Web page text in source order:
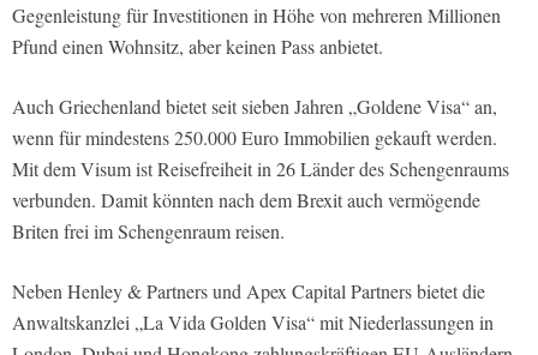
Gegenleistung für Investitionen in Höhe von mehreren Millionen
Pfund einen Wohnsitz, aber keinen Pass anbietet.
Auch Griechenland bietet seit sieben Jahren „Goldene Visa“ an,
wenn für mindestens 250.000 Euro Immobilien gekauft werden.
Mit dem Visum ist Reisefreiheit in 26 Länder des Schengenraums
verbunden. Damit könnten nach dem Brexit auch vermögende
Briten frei im Schengenraum reisen.
Neben Henley & Partners und Apex Capital Partners bietet die
Anwaltskanzlei „La Vida Golden Visa“ mit Niederlassungen in